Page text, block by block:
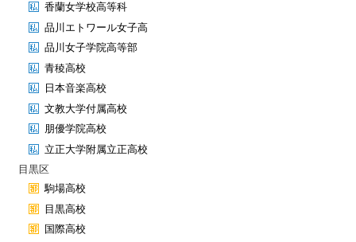
香蘭女学校高等科
品川エトワール女子高
品川女子学院高等部
青稜高校
日本音楽高校
文教大学付属高校
朋優学院高校
立正大学附属立正高校
目黒区
駒場高校
目黒高校
国際高校